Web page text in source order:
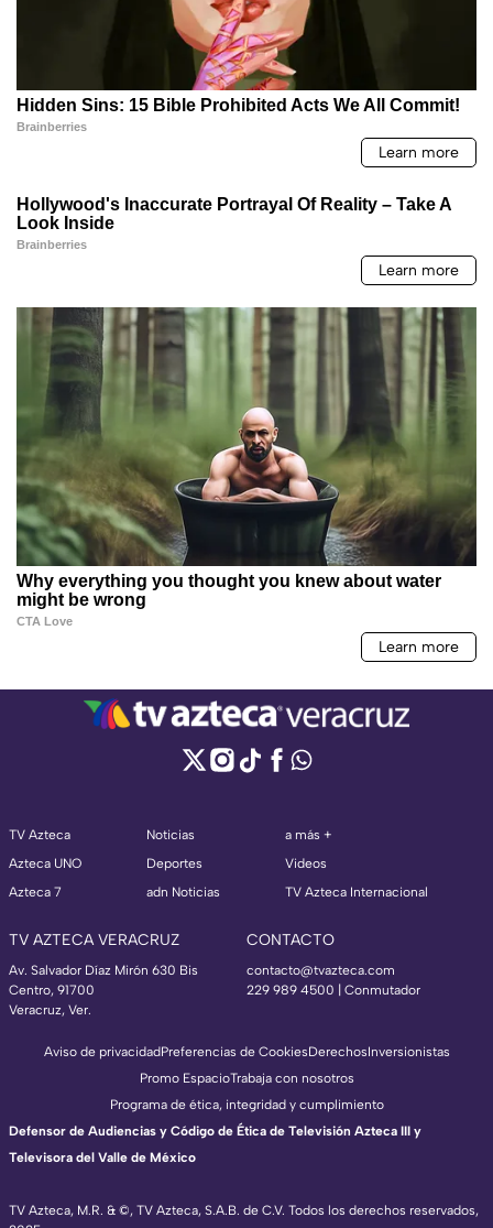
TV Azteca
Azteca UNO
Azteca 7
Noticias
Deportes
adn Noticias
a más +
Videos
TV Azteca Internacional
TV AZTECA VERACRUZ
Av. Salvador Díaz Mirón 630 Bis
Centro, 91700
Veracruz, Ver.
CONTACTO
contacto@tvazteca.com
229 989 4500 | Conmutador
TV Azteca, M.R. & ©, TV Azteca, S.A.B. de C.V. Todos los derechos reservados,
Aviso de privacidadPreferencias de CookiesDerechosInversionistas
Promo EspacioTrabaja con nosotros
Programa de ética, integridad y cumplimiento
Defensor de Audiencias y Código de Ética de Televisión Azteca III y
Televisora del Valle de México